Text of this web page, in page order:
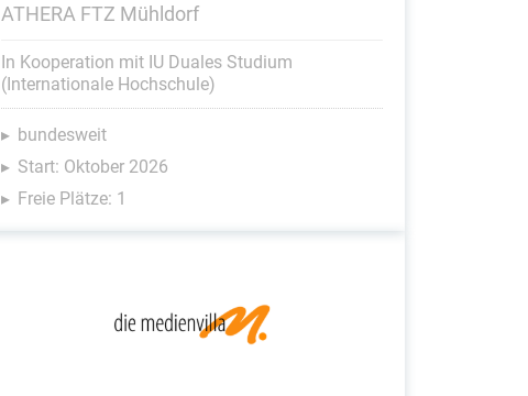
ATHERA FTZ Mühldorf
In Kooperation mit IU Duales Studium
(Internationale Hochschule)
bundesweit
Start: Oktober 2026
Freie Plätze: 1